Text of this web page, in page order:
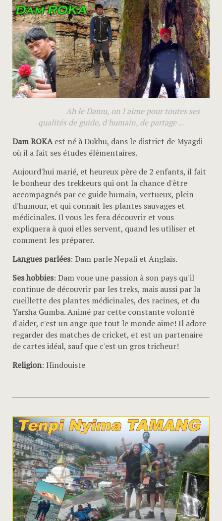
Ah le Damu, on l'aime pour toutes ses
qualités de guide, d'humain, de partage ...
Dam ROKAest né à Dukhu, dans le district de Myagdi
oùil a fait ses études élémentaires.
Aujourd'hui marié, et heureux père de 2 enfants, il fait
le bonheur des trekkeurs qui ont la chance d'être
accompagnés par ce guide humain, vertueux, plein
d'humour, et qui connait les plantes sauvages et
médicinales. Il vous les fera découvrir et vous
expliquera à quoi elles servent, quand les utiliser et
comment les préparer.
Langues parlées: Dam parle Nepali et Anglais.
Ses hobbies: Dam voue une passion à son pays qu'il
continue de découvrir par les treks, mais aussi par la
cueillette des plantes médicinales, des racines, et du
Yarsha Gumba. Animé par cette constante volonté
d'aider, c'est un ange que tout le monde aime! Il adore
regarder des matches de cricket, et est un partenaire
de cartes idéal, sauf que c'est un gros tricheur!
Religion: Hindouiste